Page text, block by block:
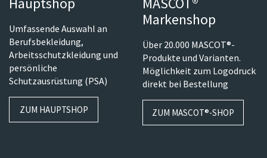
Umfassende Auswahl an
Berufsbekleidung,
Arbeitsschutzkleidung und
persönliche
Schutzausrüstung (PSA)
ZUM HAUPTSHOP
Markenshop
Über 20.000 MASCOT®-
Produkte und Varianten.
Möglichkeit zum Logodruck
direkt bei Bestellung
ZUM MASCOT®-SHOP